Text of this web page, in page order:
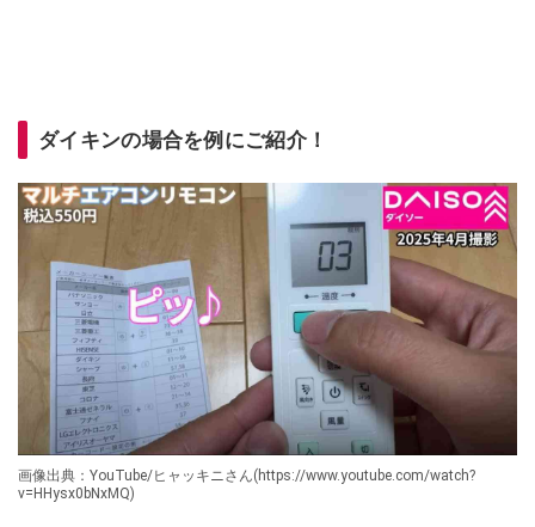
ダイキンの場合を例にご紹介！
画像出典：YouTube/ヒャッキニさん(https://www.youtube.com/watch?
v=HHysx0bNxMQ)